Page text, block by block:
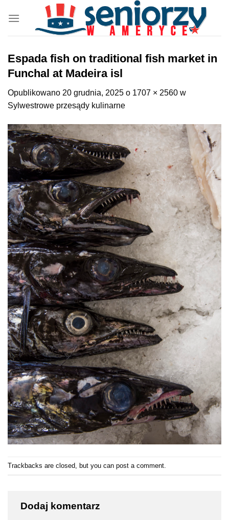
zawartości
Espada fish on traditional fish market in
Funchal at Madeira isl
Opublikowano 20 grudnia, 2025 o 1707 × 2560 w
Sylwestrowe przesądy kulinarne
Trackbacks are closed, but you can post a comment
Dodaj komentarz